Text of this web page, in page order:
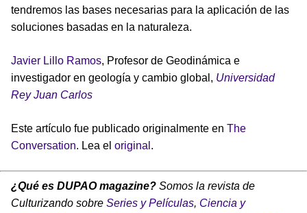
tendremos las bases necesarias para la aplicación de las
soluciones basadas en la naturaleza.
Javier Lillo Ramos, Profesor de Geodinámica e
investigador en geología y cambio global, Universidad
Rey Juan Carlos
Este artículo fue publicado originalmente en The
Conversation. Lea el original .
¿Qué es DUPAO magazine? Somos la revista de
Culturizando sobre Series y Películas, Ciencia y